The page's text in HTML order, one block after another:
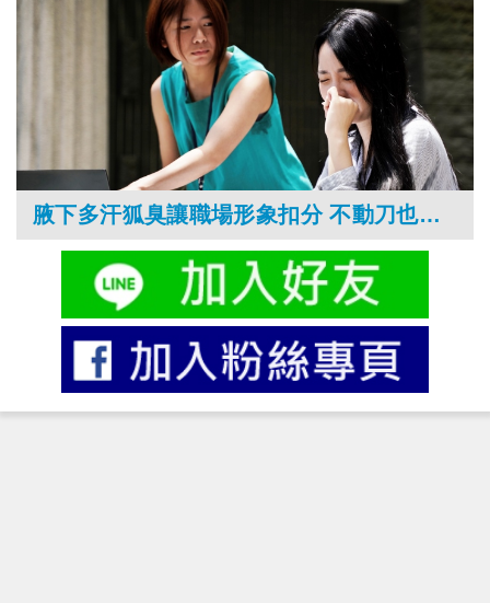
腋下多汗狐臭讓職場形象扣分 不動刀也能治療